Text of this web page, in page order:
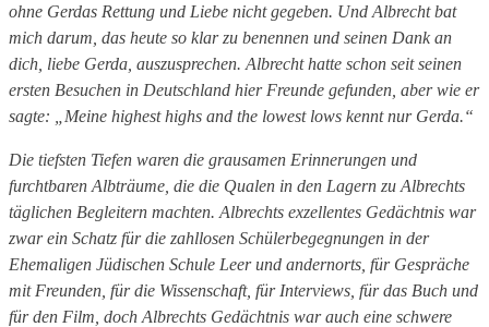
ohne Gerdas Rettung und Liebe nicht gegeben. Und Albrecht bat
mich darum, das heute so klar zu benennen und seinen Dank an
dich, liebe Gerda, auszusprechen. Albrecht hatte schon seit seinen
ersten Besuchen in Deutschland hier Freunde gefunden, aber wie er
sagte: „Meine highest highs and the lowest lows kennt nur Gerda.“
Die tiefsten Tiefen waren die grausamen Erinnerungen und
furchtbaren Albträume, die die Qualen in den Lagern zu Albrechts
täglichen Begleitern machten. Albrechts exzellentes Gedächtnis war
zwar ein Schatz für die zahllosen Schülerbegegnungen in der
Ehemaligen Jüdischen Schule Leer und andernorts, für Gespräche
mit Freunden, für die Wissenschaft, für Interviews, für das Buch und
für den Film, doch Albrechts Gedächtnis war auch eine schwere